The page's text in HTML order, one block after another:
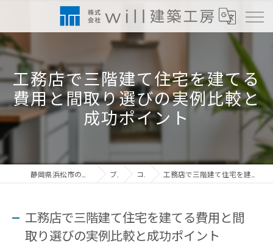
工務店で三階建て住宅を建てる
費用と間取り選びの実例比較と
成功ポイント
ブログ コラム 工務店で三階建て住宅を建てる費用と間取り選びの実例比較と成功ポイント
工務店で三階建て住宅を建てる費用と間
取り選びの実例比較と成功ポイント